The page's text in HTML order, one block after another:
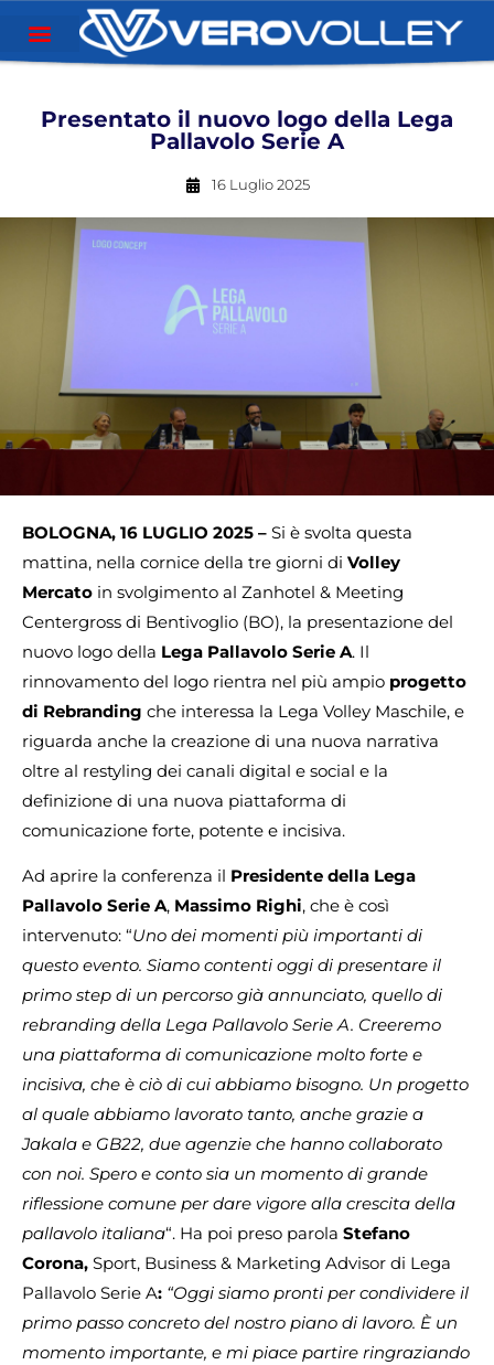
Presentato il nuovo logo della Lega
Pallavolo Serie A
16 Luglio 2025
BOLOGNA, 16 LUGLIO 2025 – Si è svolta questa
mattina, nella cornice della tre giorni di Volley
Mercato in svolgimento al Zanhotel & Meeting
Centergross di Bentivoglio (BO), la presentazione del
nuovo logo della Lega Pallavolo Serie A. Il
rinnovamento del logo rientra nel più ampio progetto
di Rebranding che interessa la Lega Volley Maschile, e
riguarda anche la creazione di una nuova narrativa
oltre al restyling dei canali digital e social e la
definizione di una nuova piattaforma di
comunicazione forte, potente e incisiva.
Ad aprire la conferenza il Presidente della Lega
Pallavolo Serie A, Massimo Righi, che è così
intervenuto: “Uno dei momenti più importanti di
questo evento. Siamo contenti oggi di presentare il
primo step di un percorso già annunciato, quello di
rebranding della Lega Pallavolo Serie A. Creeremo
una piattaforma di comunicazione molto forte e
incisiva, che è ciò di cui abbiamo bisogno. Un progetto
al quale abbiamo lavorato tanto, anche grazie a
Jakala e GB22, due agenzie che hanno collaborato
con noi. Spero e conto sia un momento di grande
riflessione comune per dare vigore alla crescita della
pallavolo italiana“. Ha poi preso parola Stefano
Corona, Sport, Business & Marketing Advisor di Lega
Pallavolo Serie A: “Oggi siamo pronti per condividere il
primo passo concreto del nostro piano di lavoro. È un
momento importante, e mi piace partire ringraziando